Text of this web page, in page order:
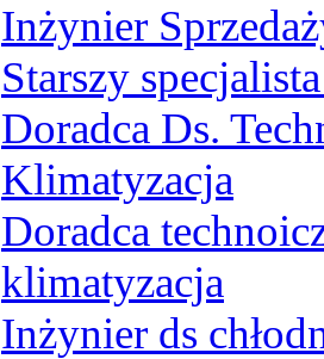
Inżynier
Starszy
Doradca Ds.
Klimatyzacja
Doradca
klimatyzacja
Inżynier ds